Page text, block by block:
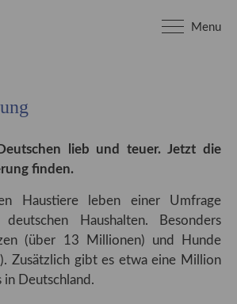
Menu
lieb und teuer. Jetzt die
finden.
Haustiere leben einer Umfrage
Haushalten. Besonders
(über 13 Millionen) und Hunde
Zusätzlich gibt es etwa eine Million
in Deutschland.